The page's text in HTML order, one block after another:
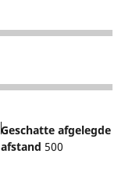
Geschatte afgelegde
afstand 500